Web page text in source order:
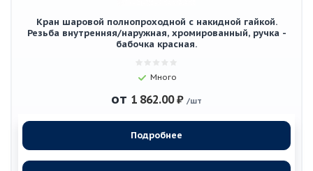
Кран шаровой полнопроходной с накидной гайкой.
Резьба внутренняя/наружная, хромированный, ручка -
бабочка красная.
Много
от 1 862.00 ₽ /шт
Подробнее